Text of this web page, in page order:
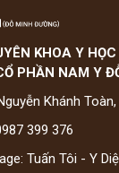
KHOA Y
PHẦN NAM Y
Khánh Toàn,
399 376
Tuấn Tôi - Y